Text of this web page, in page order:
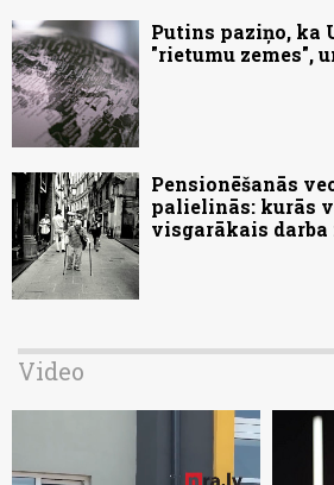
Putins paziņo, ka
"rietumu zemes",
Pensionēšanās
palielinās: kurās
visgarākais darba
Video